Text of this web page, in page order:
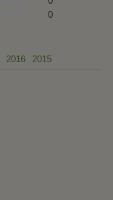
0
2016 2015